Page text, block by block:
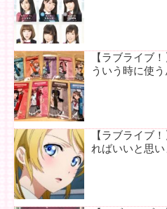
【ラブライブ
ういう時に使
【ラブライブ
ればいいと思い